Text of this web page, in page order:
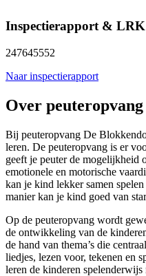
Inspectierapport & LRK
247645552
Naar inspectierapport
Over
Bij peuteropvang De
leren. De peuteropvang is er
geeft je peuter de mogelijkheid
emotionele en motorische
kan je kind lekker samen
manier kan je kind goed van
Op de peuteropvang wordt
de ontwikkeling van de
de hand van thema’s die
liedjes, lezen voor, tekenen en
leren de kinderen